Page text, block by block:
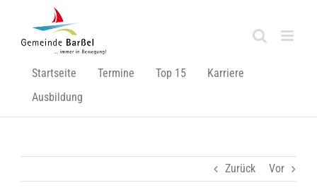
springen
Startseite Termine Top 15
Karriere
Ausbildung
Zurück Vor